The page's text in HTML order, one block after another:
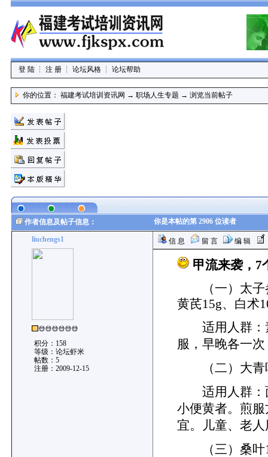
登 陆 ┆ 注 册 ┆ 论坛风格 ┆ 论坛帮助
你的位置： 福建考试培训资讯网 → 职场人生专题 → 浏览当前帖子
作者信息及帖子信息： 你是本帖的第 2906 位读者
liuchengs1
积分：158
等级：论坛虾米
帖数：5
注册：2009-12-15
信 息 留 言 编 辑
甲流来袭，7
（一）太子参
黄芪15g、白术
适用人群：素
服，早晚各一
（二）大青
适用人群：面
小便黄者。煎
宜。儿童、老
（三）桑叶